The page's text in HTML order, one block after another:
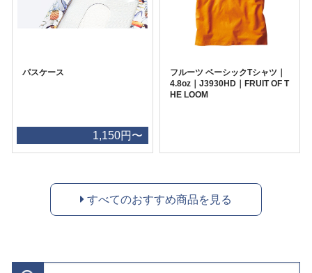
パスケース
1,150円〜
フルーツ ベーシックTシャツ｜
4.8oz｜J3930HD｜FRUIT OF T
HE LOOM
すべてのおすすめ商品を見る